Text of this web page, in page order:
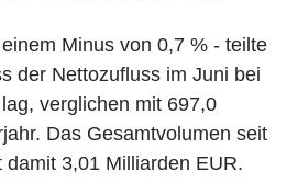
Minus von 0,7 % - teilte
der Nettozufluss im Juni bei
verglichen mit 697,0
Das Gesamtvolumen seit
3,01 Milliarden EUR.